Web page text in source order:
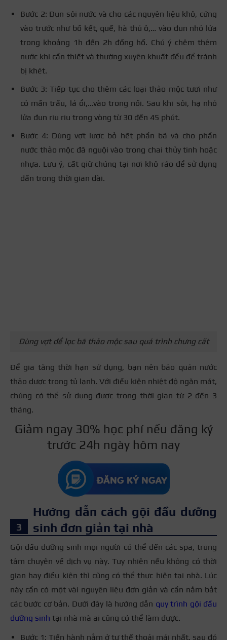
Bước 2: Đun sôi nước và cho các nguyên liệu khô, cứng
vào trước như bồ kết, quế, hà thủ ô,… vào đun nhỏ lửa
trong khoảng 1h đến 2h đồng hồ. Chú ý chêm thêm
nước khi cần thiết và thường xuyên khuất đều để tránh
bị khét.
Bước 3: Tiếp tục cho thêm các loại thảo mộc tươi như
cỏ mần trầu, lá ổi,…vào trong nồi. Sau khi sôi, hạ nhỏ
lửa đun riu riu trong vòng từ 30 đến 45 phút.
Bước 4: Dùng vợt lược bỏ hết phần bã và cho phần
nước thảo mộc đã nguội vào trong chai thủy tinh hoặc
nhựa. Lưu ý, cất giữ chúng tại nơi khô ráo để sử dụng
dần trong thời gian dài.
Dùng vợt để lọc bã thảo mộc sau quá trình chưng cất
Để gia tăng thời hạn sử dụng, bạn nên bảo quản nước
thảo dược trong tủ lạnh. Với điều kiện nhiệt độ ngăn mát,
chúng có thể sử dụng được trong thời gian từ 2 đến 3
tháng.
Giảm ngay 30% học phí nếu đăng ký
trước 24h ngày hôm nay
Hướng dẫn cách gội đầu dưỡng
sinh đơn giản tại nhà
Gội đầu dưỡng sinh mọi người có thể đến các spa, trung
tâm chuyên về dịch vụ này. Tuy nhiên nếu không có thời
gian hay điều kiện thì cũng có thể thực hiện tại nhà. Lúc
này cần có một vài nguyên liệu đơn giản và cần nắm bắt
các bước cơ bản. Dưới đây là hướng dẫn quy trình gội đầu
dưỡng sinh tại nhà mà ai cũng có thể làm được.
Bước 1: Tiến hành nằm ở tư thế thoải mái nhất, sau đó